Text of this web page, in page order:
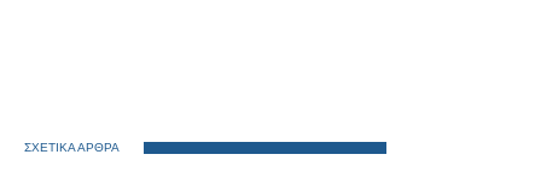
ΣΧΕΤΙΚΑ ΑΡΘΡΑ